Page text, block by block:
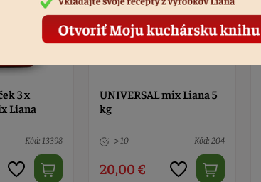
3 x
Liana
Kód: 13398
UNIVERSAL mix Liana 5
kg
> 10 Kód: 204
20,00 €